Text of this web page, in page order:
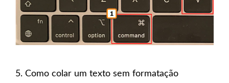
5. Como colar um texto sem formatação